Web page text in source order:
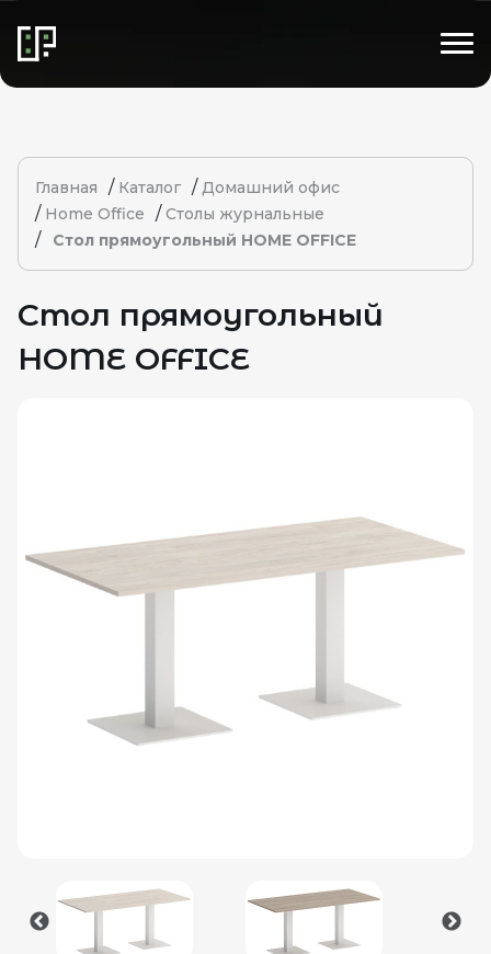
Главная / Каталог /Домашний офис
/ Home Office /Столы журнальные
/ Стол прямоугольный HOME OFFICE
Стол прямоугольный
HOME OFFICE